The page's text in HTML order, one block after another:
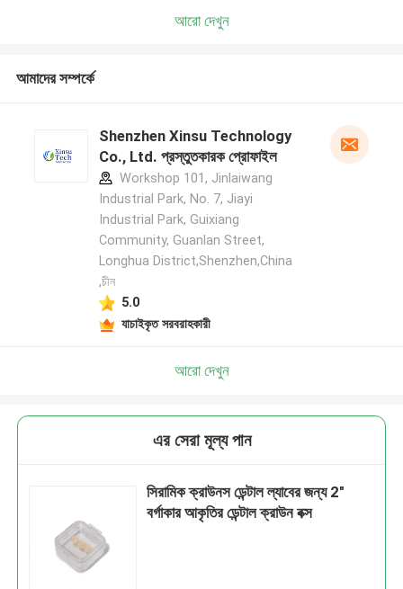
আরো দেখুন
আমাদের সম্পর্কে
Shenzhen Xinsu Technology
Co., Ltd. প্রস্তুতকারক প্রোফাইল
Workshop 101, Jinlaiwang
Industrial Park, No. 7, Jiayi
Industrial Park, Guixiang
Community, Guanlan Street,
Longhua District,Shenzhen,China
,চীন
5.0
যাচাইকৃত সরবরাহকারী
আরো দেখুন
এর সেরা মূল্য পান
সিরামিক ক্রাউনস ডেন্টাল ল্যাবের জন্য 2"
বর্গাকার আকৃতির ডেন্টাল ক্রাউন বক্স